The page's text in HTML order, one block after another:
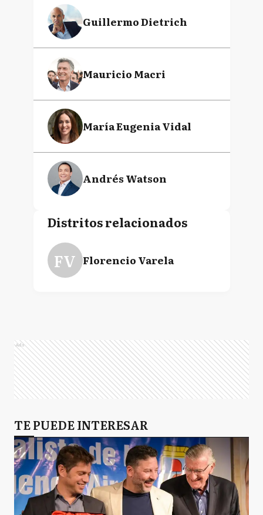
Guillermo Dietrich
Mauricio Macri
María Eugenia Vidal
Andrés Watson
Distritos relacionados
FV Florencio Varela
Ads
TE PUEDE INTERESAR